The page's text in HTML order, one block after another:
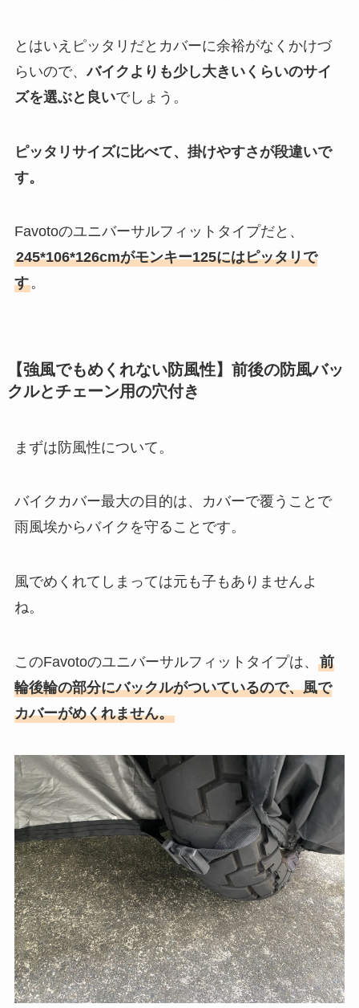
とはいえピッタリだとカバーに余裕がなくかけづ
らいので、バイクよりも少し大きいくらいのサイ
ズを選ぶと良いでしょう。
ピッタリサイズに比べて、掛けやすさが段違いで
す。
Favotoのユニバーサルフィットタイプだと、
245*106*126cmがモンキー125にはピッタリで
す。
【強風でもめくれない防風性】 前後の防風バッ
クルとチェーン用の穴付き
まずは防風性について。
バイクカバー最大の目的は、カバーで覆うことで
雨風埃からバイクを守ることです。
風でめくれてしまっては元も子もありませんよ
ね。
このFavotoのユニバーサルフィットタイプは、 前
輪後輪の部分にバックルがついているので、風で
カバーがめくれません。